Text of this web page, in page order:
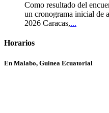
Como resultado del
un cronograma inicial de
2026 Caracas,...
Horarios
En Malabo, Guinea Ecuatorial